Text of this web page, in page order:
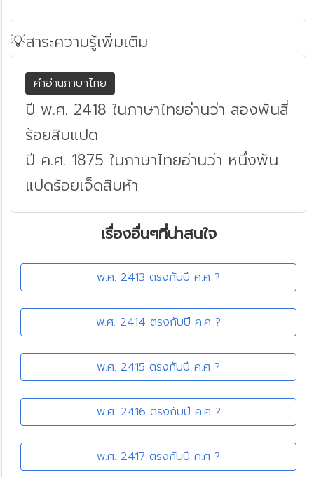
💡สาระความรู้เพิ่มเติม
คำอ่านภาษาไทย
ปี พ.ศ. 2418 ในภาษาไทยอ่านว่า สองพันสี่
ร้อยสิบแปด
ปี ค.ศ. 1875 ในภาษาไทยอ่านว่า หนึ่งพัน
แปดร้อยเจ็ดสิบห้า
เรื่องอื่นๆที่น่าสนใจ
พ.ศ. 2413 ตรงกับปี ค.ศ ?
พ.ศ. 2414 ตรงกับปี ค.ศ ?
พ.ศ. 2415 ตรงกับปี ค.ศ ?
พ.ศ. 2416 ตรงกับปี ค.ศ ?
พ.ศ. 2417 ตรงกับปี ค.ศ ?